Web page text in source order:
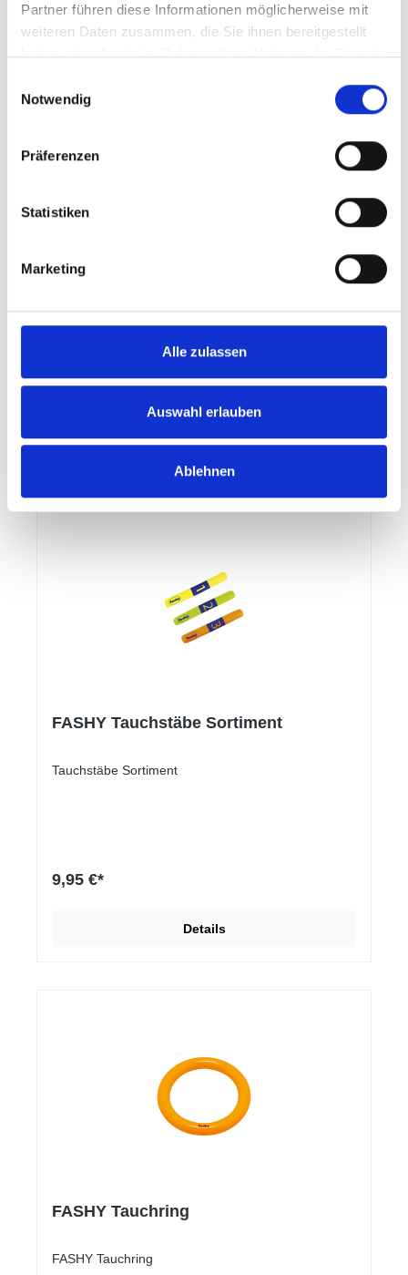
Partner führen diese Informationen möglicherweise mit
weiteren Daten zusammen, die Sie ihnen bereitgestellt
haben oder die sie im Rahmen Ihrer Nutzung der Dienste
Notwendig
Präferenzen
Statistiken
Marketing
Alle zulassen
Auswahl erlauben
Ablehnen
FASHY Tauchermaske Marlin
14,95 €*
Details
FASHY Tauchstäbe Sortiment
Tauchstäbe Sortiment
9,95 €*
Details
FASHY Tauchring
FASHY Tauchring